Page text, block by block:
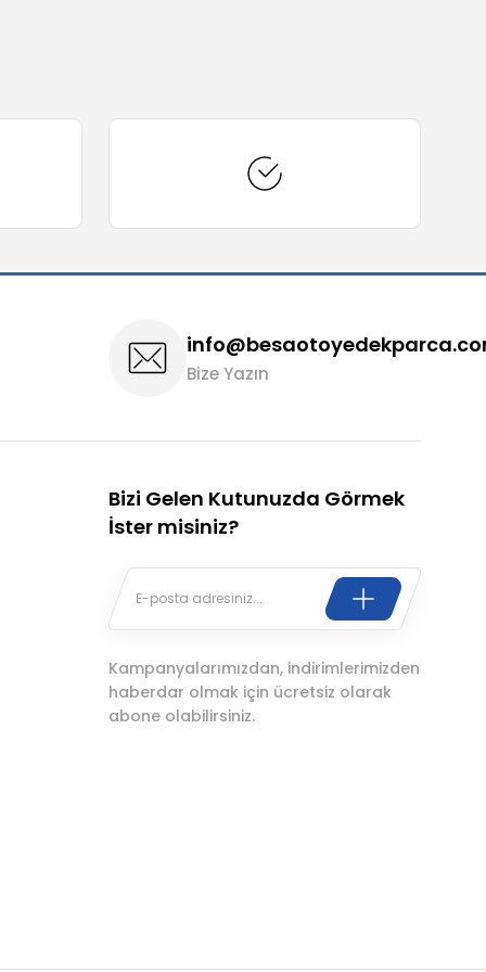
Bize Yazın
Bizi Gelen Kutunuzda Görmek
İster misiniz?
Kampanyalarımızdan, indirimlerimizden
haberdar olmak için ücretsiz olarak
abone olabilirsiniz.